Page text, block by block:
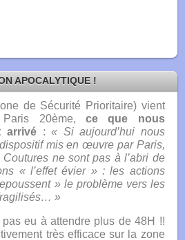
APOCALYTIQUE !
de Sécurité Prioritaire) vient
20ème,ce que nous
arrivé:« Si aujourd’hui nous
mis en œuvre par Paris,
ne sont pas à l’abri de
« l’effet évier » : les actions
» le problème vers les
»
pas eu à attendre plus de 48H !!
très efficace sur la zone